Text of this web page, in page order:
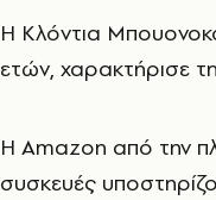
Η Κλόντια
ετών, χαρακτήρισε
Η Amazon από την
συσκευές